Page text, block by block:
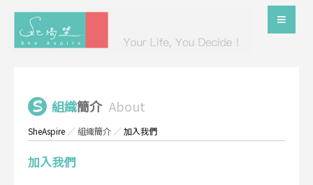
組織簡介 About
SheAspire ／組織簡介 ／加入我們
加入我們